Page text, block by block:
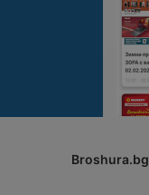
Broshura.bg